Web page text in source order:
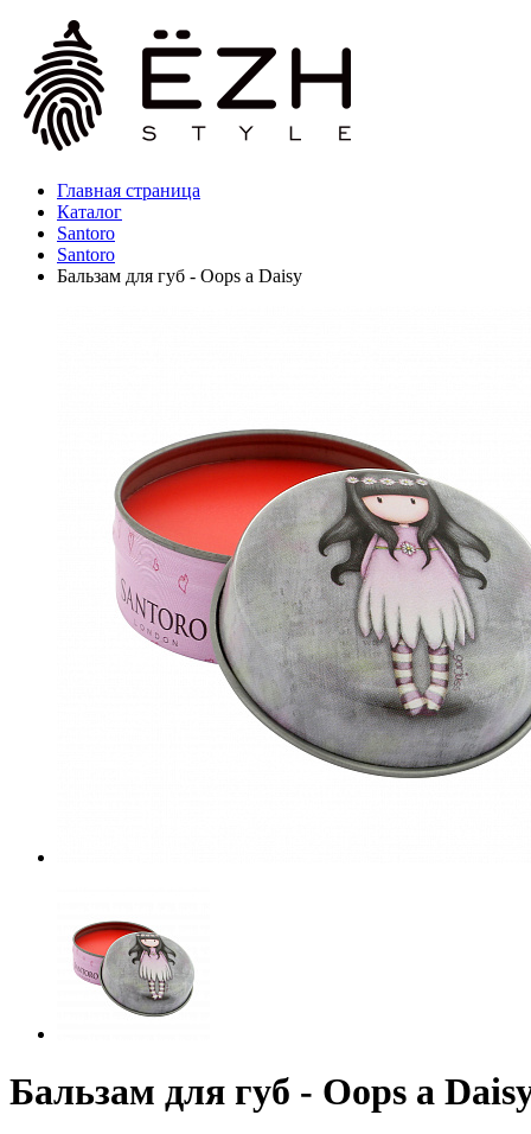
Главная страница
Каталог
Santoro
Santoro
Бальзам для губ - Oops a Daisy
Бальзам для губ - Oops a